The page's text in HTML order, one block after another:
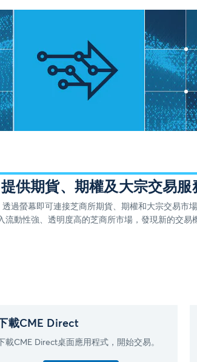
供期貨、期權及大宗交易服
過螢幕即可連接芝商所期貨、期權和大宗交易市
動性強、透明度高的芝商所市場，發現新的交易
下載CME Direct
下載CME Direct桌面應用程式，開始交易。